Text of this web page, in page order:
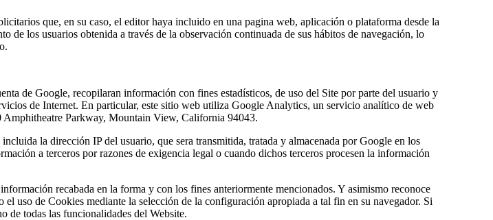
que, en su caso, el editor haya incluido en una pagina web, aplicación o plataforma desde la
los usuarios obtenida a través de la observación continuada de sus hábitos de navegación, lo
de Google, recopilaran información con fines estadísticos, de uso del Site por parte del usuario y
de Internet. En particular, este sitio web utiliza Google Analytics, un servicio analítico de web
Amphitheatre Parkway, Mountain View, California 94043.
la dirección IP del usuario, que sera transmitida, tratada y almacenada por Google en los
a terceros por razones de exigencia legal o cuando dichos terceros procesen la información
recabada en la forma y con los fines anteriormente mencionados. Y asimismo reconoce
uso de Cookies mediante la selección de la configuración apropiada a tal fin en su navegador. Si
de todas las funcionalidades del Website.